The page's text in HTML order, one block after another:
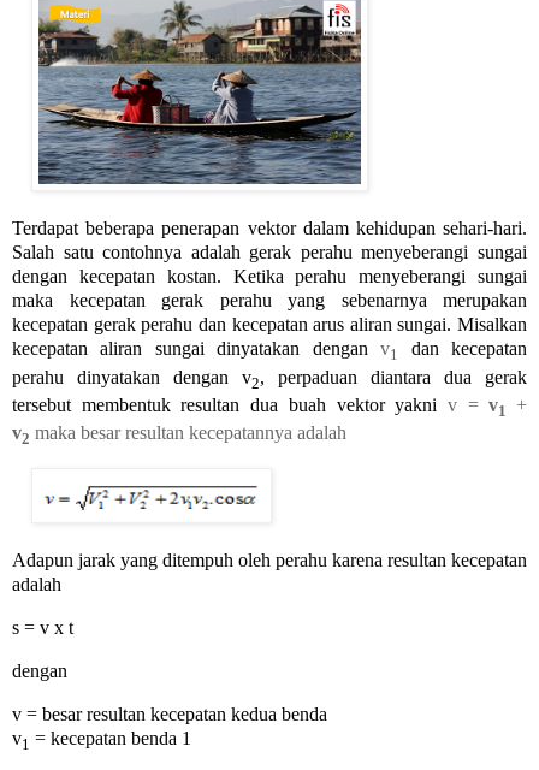
Terdapat beberapa penerapan vektor dalam kehidupan sehari-hari.
Salah satu contohnya adalah gerak perahu menyeberangi sungai
dengan kecepatan kostan. Ketika perahu menyeberangi sungai
maka kecepatan gerak perahu yang sebenarnya merupakan
kecepatan gerak perahu dan kecepatan arus aliran sungai. Misalkan
kecepatan aliran sungai dinyatakan denganv1
dan kecepatan
perahu dinyatakan dengan v2, perpaduan diantara dua gerak
tersebut membentuk resultan dua buah vektor yakni v =v1
+
v2 maka besar resultan kecepatannya adalah
Adapun jarak yang ditempuh oleh perahu karena resultan kecepatan
adalah
s = v x t
dengan
v = besar resultan kecepatan kedua benda
v1 = kecepatan benda 1